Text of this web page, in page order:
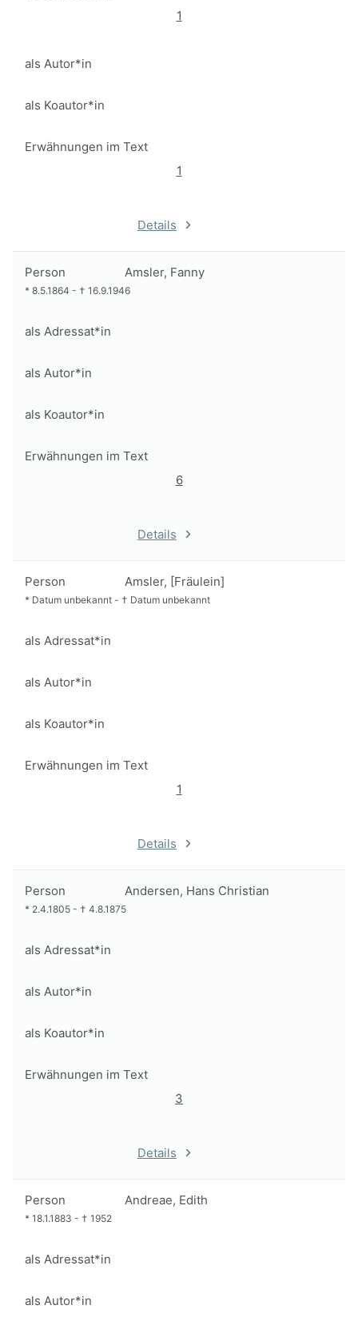
1
als Autor*in
als Koautor*in
Erwähnungen im Text
1
Details
Person Amsler, Fanny
* 8.5.1864 - † 16.9.1946
als Adressat*in
als Autor*in
als Koautor*in
Erwähnungen im Text
6
Details
Person Amsler, [Fräulein]
* Datum unbekannt - † Datum unbekannt
als Adressat*in
als Autor*in
als Koautor*in
Erwähnungen im Text
1
Details
Person Andersen, Hans Christian
* 2.4.1805 - † 4.8.1875
als Adressat*in
als Autor*in
als Koautor*in
Erwähnungen im Text
3
Details
Person Andreae, Edith
* 18.1.1883 - † 1952
als Adressat*in
als Autor*in